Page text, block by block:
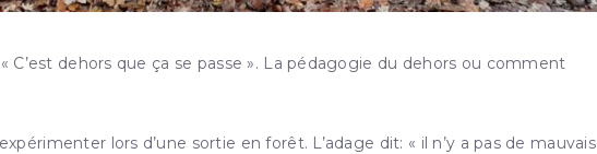
C’est dehors que ça se passe ». La pédagogie du dehors ou comment
lors d’une sortie en forêt. L’adage dit: « il n’y a pas de mauvais